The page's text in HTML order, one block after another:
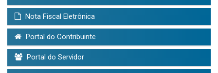
Nota Fiscal Eletrônica
Portal do Contribuinte
Portal do Servidor